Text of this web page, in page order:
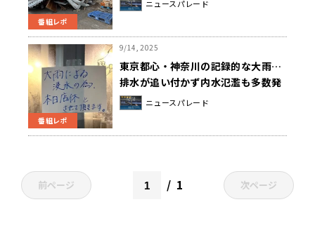
番組レポ
ニュースパレード
番組レポ
9/14, 2025
東京都心・神奈川の記録的な大雨…
排水が追い付かず内水氾濫も多数発
生
ニュースパレード
前ページ 1 次ページ